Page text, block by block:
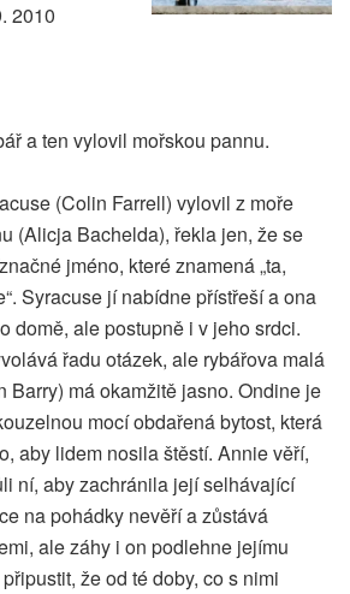
2010
a ten vylovil mořskou pannu.
(Colin Farrell) vylovil z moře
(Alicja Bachelda), řekla jen, že se
jméno, které znamená „ta,
Syracuse jí nabídne přístřeší a ona
domě, ale postupně i v jeho srdci.
řadu otázek, ale rybářova malá
Barry) má okamžitě jasno. Ondine je
mocí obdařená bytost, která
aby lidem nosila štěstí. Annie věří,
ní, aby zachránila její selhávající
na pohádky nevěří a zůstává
ale záhy i on podlehne jejímu
že od té doby, co s nimi